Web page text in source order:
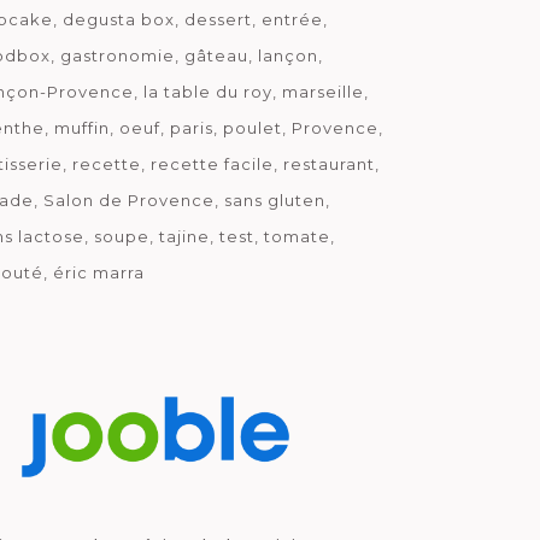
degusta box dessert
entrée
gastronomie gâteau
lançon
Provence
la table du roy
marseille
muffin oeuf paris poulet
Provence
recette recette facile
restaurant
Salon de Provence
sans gluten
lactose
soupe tajine test
tomate
éric marra